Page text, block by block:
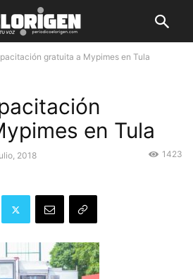
gratuita a Mypimes en Tula
en Tula
2018 1423